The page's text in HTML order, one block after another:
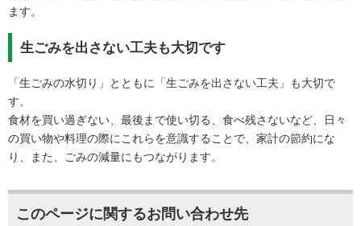
ます。
生ごみを出さない工夫も大切です
「生ごみの水切り」とともに「生ごみを出さない工夫」も大切で
す。
食材を買い過ぎない、最後まで使い切る、食べ残さないなど、日々
の買い物や料理の際にこれらを意識することで、家計の節約にな
り、また、ごみの減量にもつながります。
このページに関するお問い合わせ先